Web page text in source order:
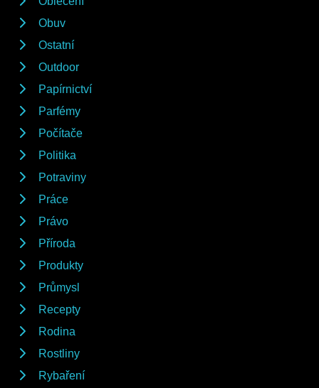
Obuv
Ostatní
Outdoor
Papírnictví
Parfémy
Počítače
Politika
Potraviny
Práce
Právo
Příroda
Produkty
Průmysl
Recepty
Rodina
Rostliny
Rybaření